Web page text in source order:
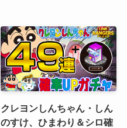
クレヨンしんちゃん・しん
のすけ、ひまわり＆シロ確